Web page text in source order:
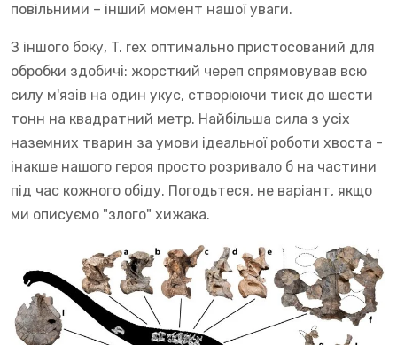
повільними – інший момент нашої уваги.
З іншого боку, T. rex оптимально пристосований для
обробки здобичі: жорсткий череп спрямовував всю
силу м'язів на один укус, створюючи тиск до шести
тонн на квадратний метр. Найбільша сила з усіх
наземних тварин за умови ідеальної роботи хвоста -
інакше нашого героя просто розривало б на частини
під час кожного обіду. Погодьтеся, не варіант, якщо
ми описуємо "злого" хижака.